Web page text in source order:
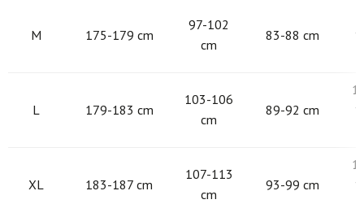
M 175-179 cm
97-102
cm
83-88 cm
L 179-183 cm
103-106
cm
89-92 cm
XL 183-187 cm
107-113
cm
93-99 cm